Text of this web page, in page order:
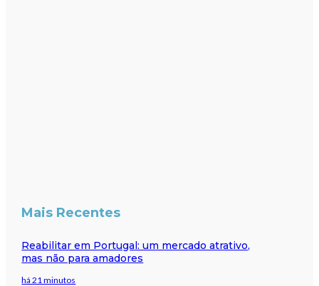
Mais Recentes
Reabilitar em Portugal: um mercado atrativo,
mas não para amadores
há 21 minutos